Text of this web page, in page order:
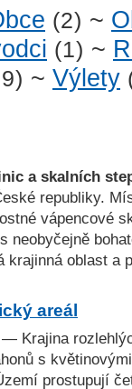
(2) ~
(1) ~
~ Výlety
a skalních
republiky.
vápencové
neobyčejně
krajinná oblast a
areál
Krajina
s
prostupují